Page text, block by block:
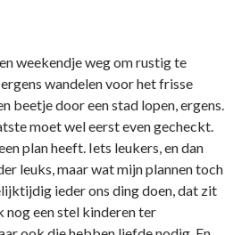
weekendje weg om rustig te
wandelen voor het frisse
beetje door een stad lopen, ergens.
moet wel eerst even gecheckt.
plan heeft. Iets leukers, en dan
leuks, maar wat mijn plannen toch
ieder ons ding doen, dat zit
nog een stel kinderen ter